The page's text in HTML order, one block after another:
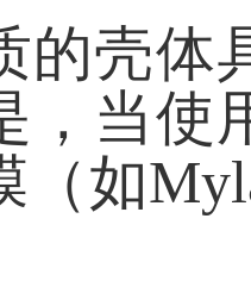
的壳体
，当使
（如